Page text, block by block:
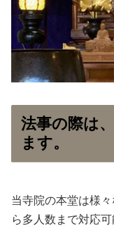
法事の際は
ます。
当寺院の本堂は様
ら多人数まで対応